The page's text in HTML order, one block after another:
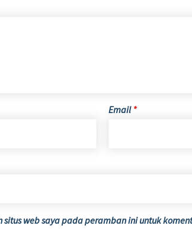
Email *
web saya pada peramban ini untuk